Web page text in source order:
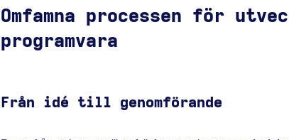
Omfamna processen för
programvara
Från idé till genomförande